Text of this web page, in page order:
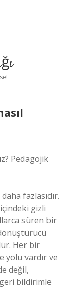
Pedagojik
fazlasıdır.
gizli
süren bir
Her bir
yolu vardır ve
değil,
bildirimle